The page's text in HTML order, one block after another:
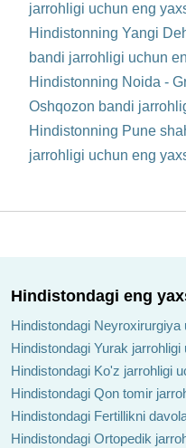
jarrohligi uchun eng
Hindistonning Yangi
bandi jarrohligi uchun
Hindistonning Noida -
Oshqozon bandi
Hindistonning Pune
jarrohligi uchun eng
Hindistondagi eng
Hindistondagi
Hindistondagi Yurak
Hindistondagi Ko'z jarrohligi
Hindistondagi Qon tomir
Hindistondagi Fertillikni
Hindistondagi Ortopedik